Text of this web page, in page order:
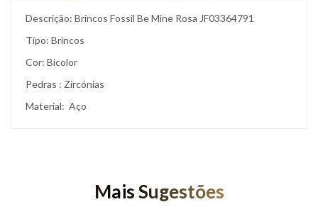
Descrição: Brincos Fossil Be Mine Rosa JF03364791
Tipo: Brincos
Cor: Bicolor
Pedras : Zircónias
Material: Aço
Mais Sugestões